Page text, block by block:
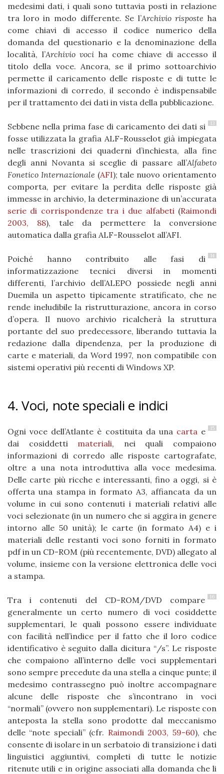
medesimi dati, i quali sono tuttavia posti in relazione
tra loro in modo differente. Se l’Archivio risposte ha
come chiavi di accesso il codice numerico della
domanda del questionario e la denominazione della
località, l’Archivio voci ha come chiave di accesso il
titolo della voce. Ancora, se il primo sottoarchivio
permette il caricamento delle risposte e di tutte le
informazioni di corredo, il secondo è indispensabile
per il trattamento dei dati in vista della pubblicazione.
13
Sebbene nella prima fase di caricamento dei dati si
fosse utilizzata la grafia ALF-Rousselot già impiegata
nelle trascrizioni dei quaderni d’inchiesta, alla fine
degli anni Novanta si sceglie di passare all’Alfabeto
Fonetico Internazionale (AFI); tale nuovo orientamento
comporta, per evitare la perdita delle risposte già
immesse in archivio, la determinazione di un’accurata
serie di corrispondenze tra i due alfabeti (Raimondi
2003, 88), tale da permettere la conversione
automatica dalla grafia ALF-Rousselot all’AFI.
14
Poiché hanno contribuito alle fasi di
informatizzazione tecnici diversi in momenti
differenti, l’archivio dell’ALEPO possiede negli anni
Duemila un aspetto tipicamente stratificato, che ne
rende ineludibile la ristrutturazione, ancora in corso
d’opera. Il nuovo archivio ricalcherà la struttura
portante del suo predecessore, liberando tuttavia la
redazione dalla dipendenza, per la produzione di
carte e materiali, da Word 1997, non compatibile con
sistemi operativi più recenti di Windows XP.
4. Voci, note speciali e indici
15
Ogni voce dell’Atlante è costituita da una carta e
dai cosiddetti materiali, nei quali compaiono
informazioni di corredo alle risposte cartografate,
oltre a una nota introduttiva alla voce medesima.
Delle carte più ricche e interessanti, fino a oggi, si è
offerta una stampa in formato A3, affiancata da un
volume in cui sono contenuti i materiali relativi alle
voci selezionate (in un numero che si aggira in genere
intorno alle 50 unità); le carte (in formato A4) e i
materiali delle restanti voci sono forniti in formato
pdf in un CD-ROM (più recentemente, DVD) allegato al
volume, insieme con la versione elettronica delle voci
a stampa.
16
Tra i contenuti del CD-ROM/DVD compare
generalmente un certo numero di voci cosiddette
supplementari, le quali possono essere individuate
con facilità nell’indice per il fatto che il loro codice
identificativo è seguito dalla dicitura “/s”. Le risposte
che compaiono all’interno delle voci supplementari
sono sempre precedute da una stella a cinque punte; il
medesimo contrassegno può inoltre accompagnare
alcune delle risposte che s’incontrano in voci
“normali” (ovvero non supplementari). Le risposte con
anteposta la stella sono prodotte dal meccanismo
delle “note speciali” (cfr. Raimondi 2003, 59-60), che
consente di isolare in un serbatoio di transizione i dati
linguistici aggiuntivi, completi di tutte le notizie
ritenute utili e in origine associati alla domanda che li